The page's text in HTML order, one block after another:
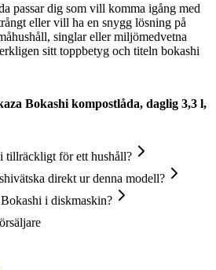
passar dig som vill komma igång med
eller vill ha en snygg lösning på
singlar eller miljömedvetna
sitt toppbetyg och titeln bokashi
Bokashi kompostlåda, daglig 3,3 l,
tillräckligt för ett hushåll?
direkt ur denna modell?
i diskmaskin?